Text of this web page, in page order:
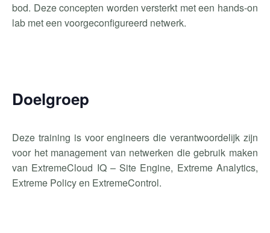
bod. Deze concepten worden versterkt met een hands-on
lab met een voorgeconfigureerd netwerk.
Doelgroep
Deze training is voor engineers die verantwoordelijk zijn
voor het management van netwerken die gebruik maken
van ExtremeCloud IQ – Site Engine, Extreme Analytics,
Extreme Policy en ExtremeControl.